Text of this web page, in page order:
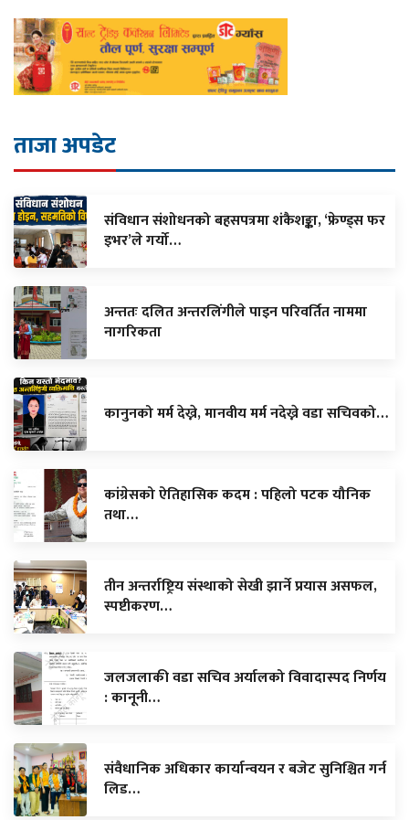
ताजा अपडेट
संविधान संशोधनको बहसपत्रमा शंकैशङ्का, ‘फ्रेण्ड्स फर
इभर’ले गर्यो…
अन्ततः दलित अन्तरलिंगीले पाइन परिवर्तित नाममा
नागरिकता
कानुनको मर्म देख्ने, मानवीय मर्म नदेख्ने वडा सचिवको…
कांग्रेसको ऐतिहासिक कदम : पहिलो पटक यौनिक
तथा…
तीन अन्तर्राष्ट्रिय संस्थाको सेखी झार्ने प्रयास असफल,
स्पष्टीकरण…
जलजलाकी वडा सचिव अर्यालको विवादास्पद निर्णय
: कानूनी…
संवैधानिक अधिकार कार्यान्वयन र बजेट सुनिश्चित गर्न
लिड…